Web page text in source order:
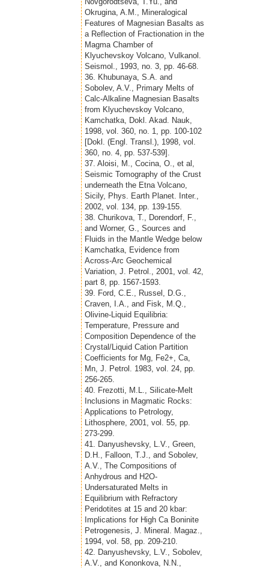
Okrugina, A.M., Mineralogical
Features of Magnesian Basalts as
a Reflection of Fractionation in the
Magma Chamber of
Klyuchevskoy Volcano, Vulkanol.
Seismol., 1993, no. 3, pp. 46-68.
36. Khubunaya, S.A. and
Sobolev, A.V., Primary Melts of
Calc-Alkaline Magnesian Basalts
from Klyuchevskoy Volcano,
Kamchatka, Dokl. Akad. Nauk,
1998, vol. 360, no. 1, pp. 100-102
[Dokl. (Engl. Transl.), 1998, vol.
360, no. 4, pp. 537-539].
37. Aloisi, M., Cocina, O., et al,
Seismic Tomography of the Crust
underneath the Etna Volcano,
Sicily, Phys. Earth Planet. Inter.,
2002, vol. 134, pp. 139-155.
38. Churikova, T., Dorendorf, F.,
and Worner, G., Sources and
Fluids in the Mantle Wedge below
Kamchatka, Evidence from
Across-Arc Geochemical
Variation, J. Petrol., 2001, vol. 42,
part 8, pp. 1567-1593.
39. Ford, C.E., Russel, D.G.,
Craven, I.A., and Fisk, M.Q.,
Olivine-Liquid Equilibria:
Temperature, Pressure and
Composition Dependence of the
Crystal/Liquid Cation Partition
Coefficients for Mg, Fe2+, Ca,
Mn, J. Petrol. 1983, vol. 24, pp.
256-265.
40. Frezotti, M.L., Silicate-Melt
Inclusions in Magmatic Rocks:
Applications to Petrology,
Lithosphere, 2001, vol. 55, pp.
273-299.
41. Danyushevsky, L.V., Green,
D.H., Falloon, T.J., and Sobolev,
A.V., The Compositions of
Anhydrous and H2O-
Undersaturated Melts in
Equilibrium with Refractory
Peridotites at 15 and 20 kbar:
Implications for High Ca Boninite
Petrogenesis, J. Mineral. Magaz.,
1994, vol. 58, pp. 209-210.
42. Danyushevsky, L.V., Sobolev,
A.V., and Kononkova, N.N.,